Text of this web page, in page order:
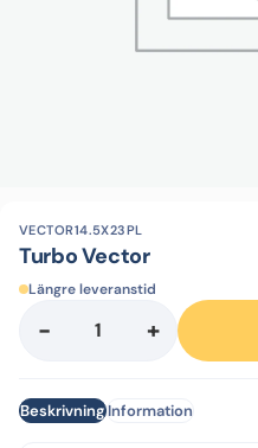
VECTOR14.5X23PL
Turbo Vector
Längre leveranstid
-
Turbo
+
BeskrivningInformation